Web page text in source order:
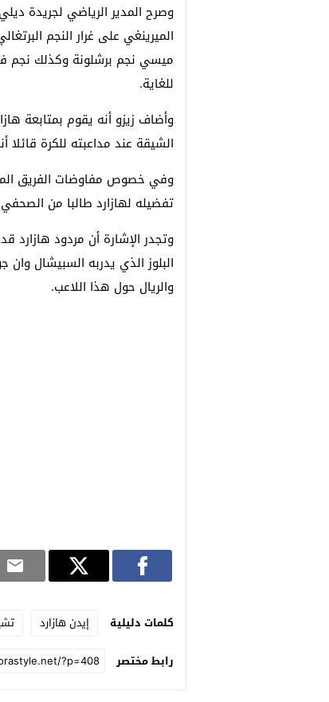
وصرح المدير الرياضي لجريدة
الميرينغي على غرار النجم
ميسي نجم برشلونة وكذلك نجم
للغاية.
وأضاف زيزو أنه يقوم بمتابعة
الشيقة عند مداعبته للكرة
وفي خصوص مفاوضات الفريق
تفضيله لهازارد طالبا من
وتجدر الإشارة أن مردود
البلوز الذي يدربه السبيشال
والريال حول هذا اللاعب.
كلمات دليلية إيدن هازارد
رابط مختصر